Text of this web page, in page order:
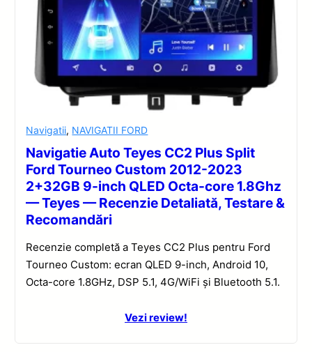
Navigatii, NAVIGATII FORD
Navigatie Auto Teyes CC2 Plus Split
Ford Tourneo Custom 2012-2023
2+32GB 9-inch QLED Octa-core 1.8Ghz
— Teyes — Recenzie Detaliată, Testare &
Recomandări
Recenzie completă a Teyes CC2 Plus pentru Ford
Tourneo Custom: ecran QLED 9-inch, Android 10,
Octa-core 1.8GHz, DSP 5.1, 4G/WiFi și Bluetooth 5.1.
Vezi review!